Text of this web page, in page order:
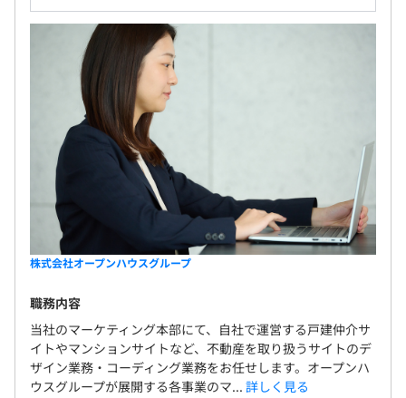
【社内の雰囲気】
多数のディレクター、エンジニア、デザイナーが在籍して
おり、風通しも良く活発に意見を交わしWebサイトのパフ
ォーマンスの最大化を日々目指しています！
・半期ごとの目標設定、振り返りによる評価をおこなって
います。
・スペシャリストとして進むことも、ジェネラリストとし
て進むことも可能です。
・インフラエンジニアからアプリ開発MGRへキャリアを
アからインフラのチームに異動して一定期間インフラ側の
スキル習得に努めるケースなどもあります。
賞与年2回（6月・12月）
社会保険完備（健康保険・厚生年金保険、雇用保険・労災
無期雇用
株式会社オープンハウスグループ
職務内容
当社のマーケティング本部にて、自社で運営する戸建仲介サ
イトやマンションサイトなど、不動産を取り扱うサイトのデ
ザイン業務・コーディング業務をお任せします。オープンハ
ウスグループが展開する各事業のマ... 詳しく見る